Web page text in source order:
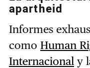
apartheid
Informes
como Human
Internacional y